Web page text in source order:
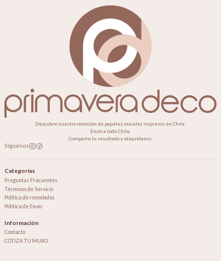
Descubre nuestra colección de papeles murales impresos en Chile.
Envío a todo Chile.
Comparte tu resultado y etiquétanos.
Síguenos
Categorías
Preguntas Frecuentes
Términos de Servicio
Política de reembolso
Política de Envío
Información
Contacto
COTIZA TU MURO